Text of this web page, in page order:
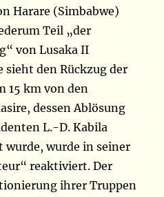
Harare (Simbabwe)
Teil „der
von Lusaka II
sieht den Rückzug der
15 km von den
dessen Ablösung
L.-D. Kabila
wurde in seiner
reaktiviert. Der
ihrer Truppen